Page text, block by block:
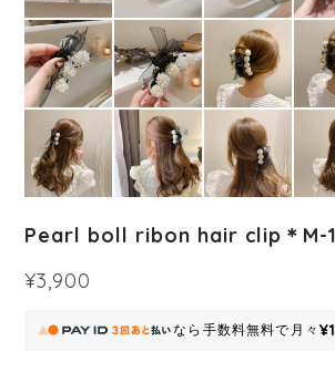
Pearl boll ribon hair clip＊M-
¥3,900
なら 手数料無料で 月々